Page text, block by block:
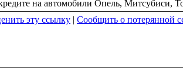
на автомобили Опель, Митсубиси,
эту ссылку | Сообщить о потерянной